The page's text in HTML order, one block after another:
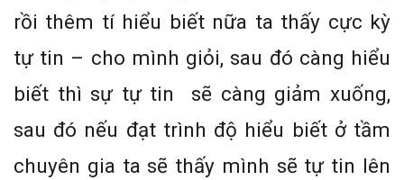
rồi thêm tí hiểu biết nữa ta thấy cực kỳ
tự tin – cho mình giỏi, sau đó càng hiểu
biết thì sự tự tin sẽ càng giảm xuống,
sau đó nếu đạt trình độ hiểu biết ở tầm
chuyên gia ta sẽ thấy mình sẽ tự tin lên